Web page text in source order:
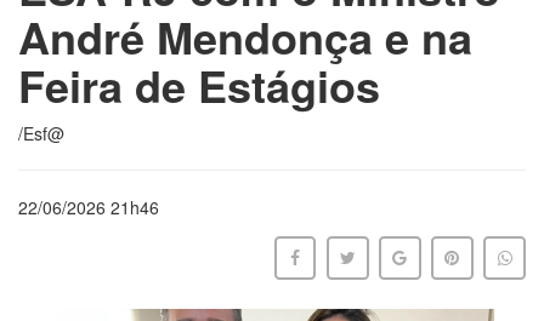
André Mendonça e na
Feira de Estágios
/Esf@
22/06/2026 21h46